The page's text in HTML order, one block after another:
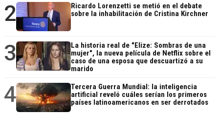
2
Ricardo Lorenzetti se metió en el debate
sobre la inhabilitación de Cristina Kirchner
3
La historia real de "Elize: Sombras de una
mujer", la nueva película de Netflix sobre el
caso de una esposa que descuartizó a su
marido
4
Tercera Guerra Mundial: la inteligencia
artificial reveló cuáles serían los primeros
países latinoamericanos en ser derrotados